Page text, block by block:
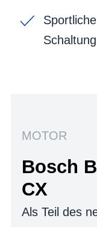
Schaltung
MOTOR
Bosch
CX
Als Teil des